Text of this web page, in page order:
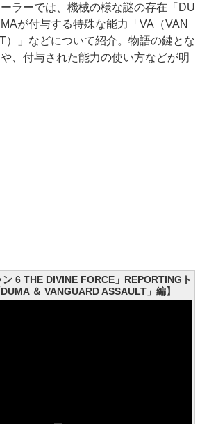
ラーでは、機械の様な謎の存在「DU
が付与する特殊な能力「VA（VAN
）」などについて紹介。物語の鍵とな
、付与された能力の使い方などが明
ン 6 THE DIVINE FORCE」REPORTINGト
＆ VANGUARD ASSAULT」編】